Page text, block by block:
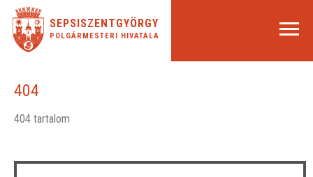
SEPSISZENTGYÖRGY
POLGÁRMESTERI HIVATALA
404
404 tartalom